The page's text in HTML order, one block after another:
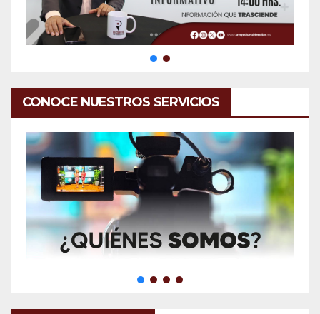
CONOCE NUESTROS SERVICIOS